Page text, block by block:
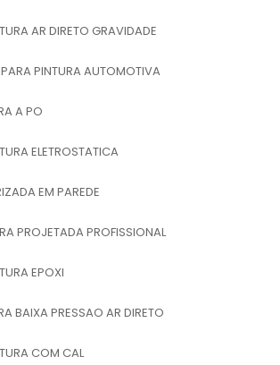
AR DIRETO GRAVIDADE
PINTURA AUTOMOTIVA
A PO
ELETROSTATICA
EM PAREDE
PROJETADA PROFISSIONAL
EPOXI
BAIXA PRESSAO AR DIRETO
COM CAL